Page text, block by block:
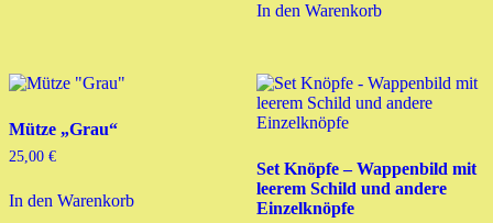
In den Warenkorb
Mütze „Grau“
25,00 €
In den Warenkorb
Set Knöpfe – Wappenbild mit
leerem Schild und andere
Einzelknöpfe